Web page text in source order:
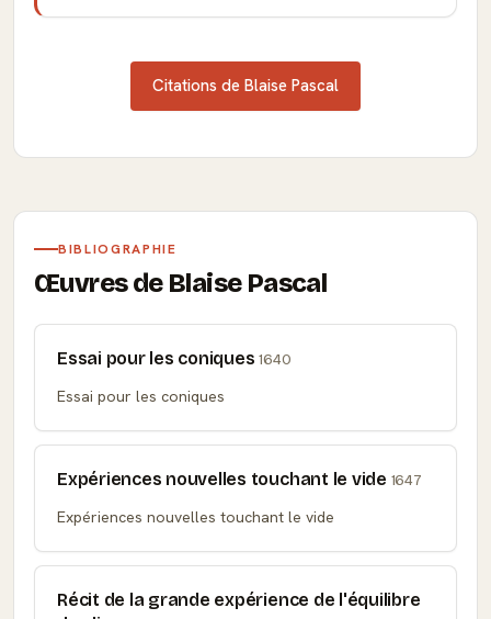
Citations de Blaise Pascal
BIBLIOGRAPHIE
Œuvres de Blaise Pascal
Essai pour les coniques1640
Essai pour les coniques
Expériences nouvelles touchant le vide 1647
Expériences nouvelles touchant le vide
Récit de la grande expérience de l'équilibre